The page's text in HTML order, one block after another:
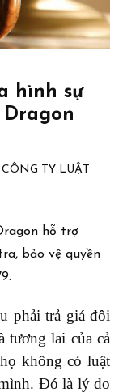
hình sự
TY LUẬT
hỗ trợ
bảo vệ quyền
phải trả giá đôi
tương lai của cả
không có luật
Đó là lý do